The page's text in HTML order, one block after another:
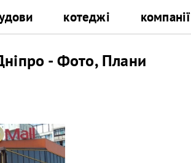
котеджі компанії
- Фото, Плани